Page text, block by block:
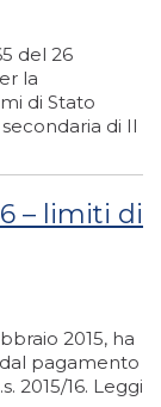
del 26
la
di Stato
di II
– limiti di
2015, ha
pagamento
2015/16. Leggi